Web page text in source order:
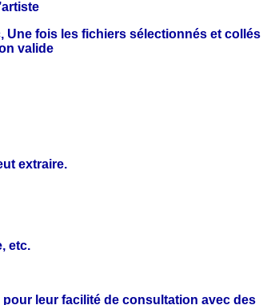
Une fois les fichiers sélectionnés et collés
valide
extraire.
etc.
leur facilité de consultation avec des